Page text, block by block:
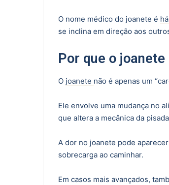
O nome médico do joanete é
se inclina em direção aos
Por que o joanete
O joanete não é apenas um
Ele envolve uma mudança no
que altera a mecânica da
A dor no joanete pode
sobrecarga ao caminhar.
Em casos mais avançados,